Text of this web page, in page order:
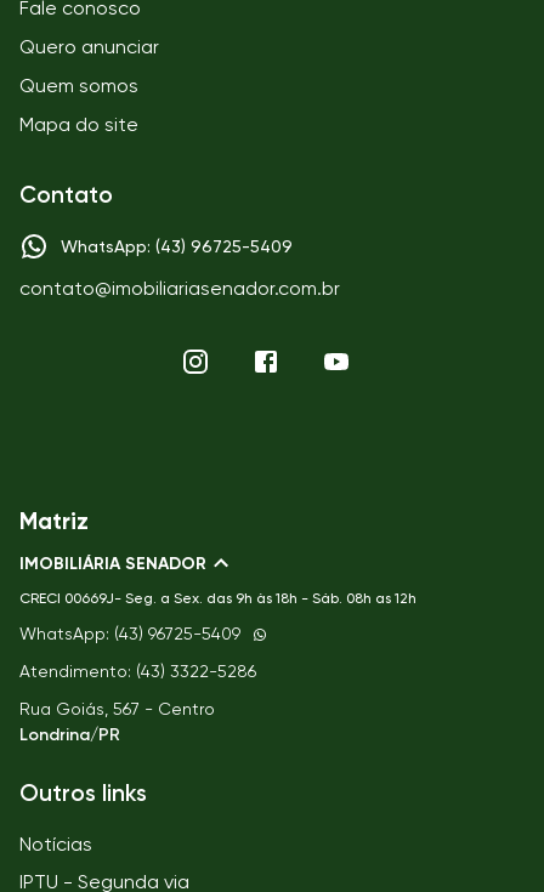
Fale conosco
Quero anunciar
Quem somos
Mapa do site
Contato
WhatsApp: (43) 96725-5409
contato@imobiliariasenador.com.br
Matriz
IMOBILIÁRIA SENADOR
CRECI 00669J- Seg. a Sex. das 9h às 18h - Sáb. 08h as 12h
WhatsApp: (43) 96725-5409
Atendimento: (43) 3322-5286
Rua Goiás, 567 - Centro
Londrina/PR
Outros links
Notícias
IPTU - Segunda via